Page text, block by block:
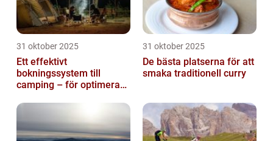
31 oktober 2025
Ett effektivt
bokningssystem till
camping – för optimerad
31 oktober 2025
De bästa platserna för att
smaka traditionell curry